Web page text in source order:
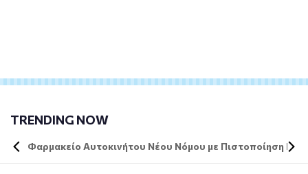
TRENDING NOW
Φαρμακείο Αυτοκινήτου Νέου Νόμου με Πιστοποίηση DIN